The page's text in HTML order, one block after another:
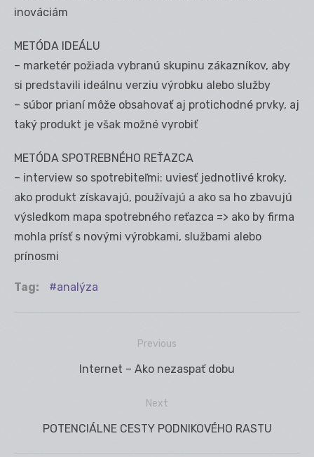
inováciám
METÓDA IDEÁLU
– marketér požiada vybranú skupinu zákazníkov, aby
si predstavili ideálnu verziu výrobku alebo služby
– súbor prianí môže obsahovať aj protichodné prvky, aj
taký produkt je však možné vyrobiť
METÓDA SPOTREBNÉHO REŤAZCA
– interview so spotrebiteľmi: uviesť jednotlivé kroky,
ako produkt získavajú, používajú a ako sa ho zbavujú
výsledkom mapa spotrebného reťazca => ako by firma
mohla prísť s novými výrobkami, službami alebo
prínosmi
Tag: analýza
Previous
Previous
Internet – Ako nezaspať dobu
Next
Next
POTENCIÁLNE CESTY PODNIKOVÉHO RASTU